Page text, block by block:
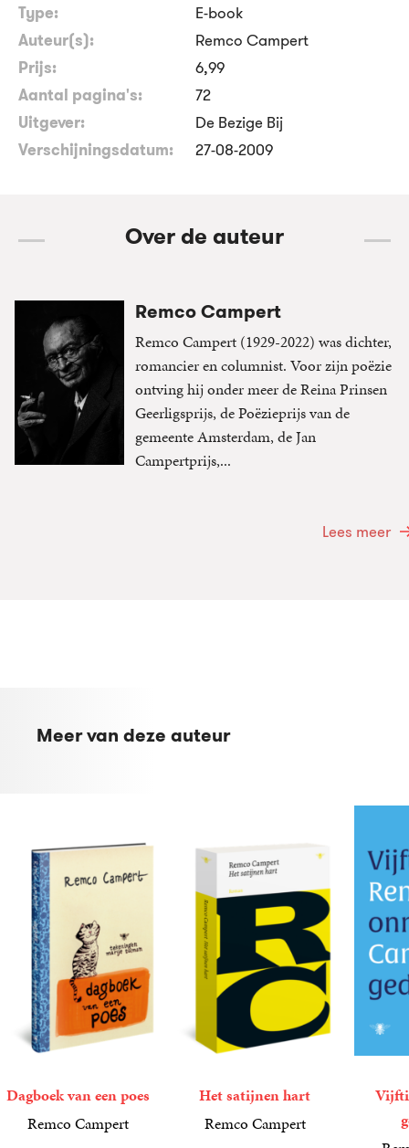
Type:
E-book
Auteur(s):
Remco Campert
Prijs:
6,99
Aantal pagina's:
72
Uitgever:
De Bezige Bij
Verschijningsdatum:
27-08-2009
Over de auteur
Remco Campert
Remco Campert (1929-2022) was dichter,
romancier en columnist. Voor zijn poëzie
ontving hij onder meer de Reina Prinsen
Geerligsprijs, de Poëzieprijs van de
gemeente Amsterdam, de Jan
Campertprijs,...
Lees meer
Meer van deze auteur
Dagboek van een poes
Remco Campert
Het satijnen hart
Remco Campert